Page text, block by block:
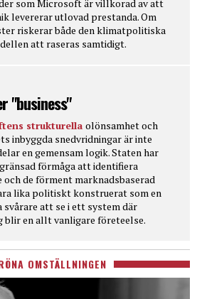
som Microsoft är villkorad av att
levererar utlovad prestanda. Om
riskerar både den klimatpolitiska
att raseras samtidigt.
"business"
strukturella olönsamhet och
inbyggda snedvridningar är inte
en gemensam logik. Staten har
förmåga att identifiera
och de förment marknadsbaserad
lika politiskt konstruerat som en
svårare att se i ett system där
blir en allt vanligare företeelse.
OMSTÄLLNINGEN